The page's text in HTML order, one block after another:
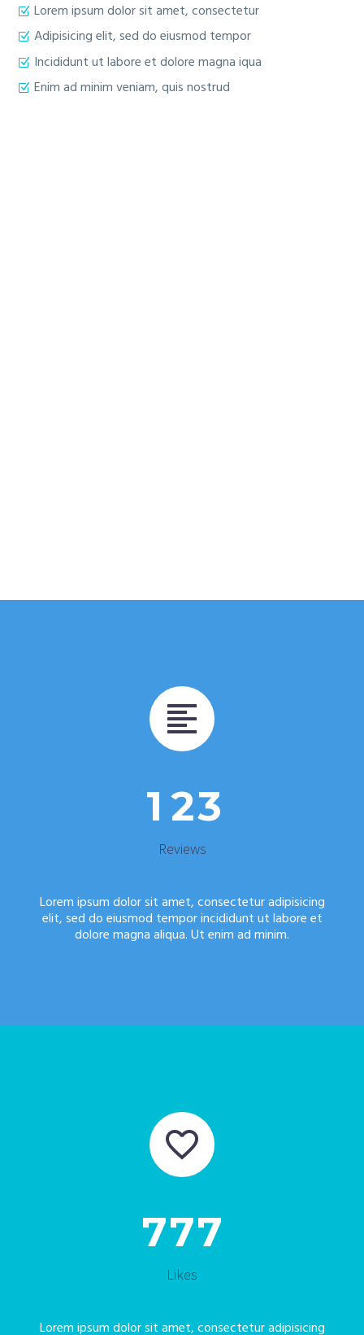
Lorem ipsum dolor sit amet, consectetur
Adipisicing elit, sed do eiusmod tempor
Incididunt ut labore et dolore magna iqua
Enim ad minim veniam, quis nostrud


1 23
Reviews
Lorem ipsum dolor sit amet, consectetur adipisicing
elit, sed do eiusmod tempor incididunt ut labore et
dolore magna aliqua. Ut enim ad minim.


777
Likes
Lorem ipsum dolor sit amet, consectetur adipisicing